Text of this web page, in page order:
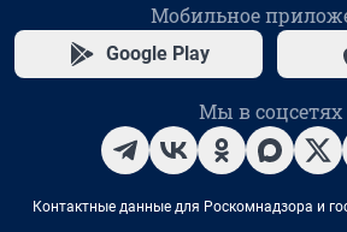
Мобильное
Google Play
Мы в соцсетях
Контактные данные для Роскомнадзора и